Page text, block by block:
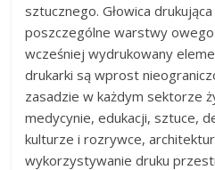
sztucznego. Głowica
poszczególne warstwy owego
wcześniej wydrukowany
drukarki są wprost
zasadzie w każdym sektorze
medycynie, edukacji, sztuce,
kulturze i rozrywce,
wykorzystywanie druku